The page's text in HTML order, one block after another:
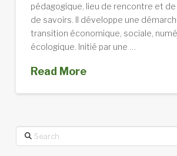
pédagogique, lieu de rencontre et
de savoirs. Il développe une
transition économique, sociale,
écologique. Initié par une …
Read More
Search